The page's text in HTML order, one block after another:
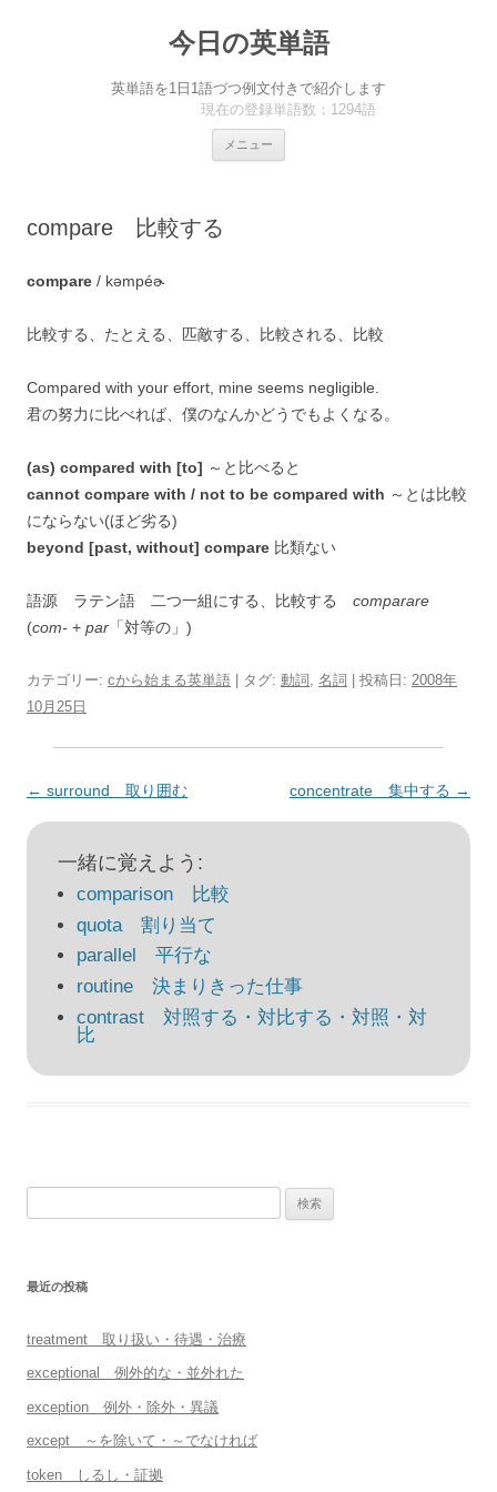
今日の英単語
英単語を1日1語づつ例文付きで紹介します
現在の登録単語数：1294語
メニュー
compare 比較する
compare / kəmpéɚ
比較する、たとえる、匹敵する、比較される、比較
Compared with your effort, mine seems negligible.
君の努力に比べれば、僕のなんかどうでもよくなる。
(as) compared with [to] ～と比べると
cannot compare with / not to be compared with ～とは比較
にならない(ほど劣る)
beyond [past, without] compare 比類ない
語源 ラテン語 二つ一組にする、比較する comparare
(com- + par 「対等の」)
カテゴリー: cから始まる英単語 | タグ: 動詞 , 名詞 | 投稿日: 2008年
10月25日
投
稿
← surround 取り囲む concentrate 集中する →
一緒に覚えよう:
comparison 比較
quota 割り当て
parallel 平行な
routine 決まりきった仕事
contrast 対照する・対比する・対照・対
比
最近の投稿
treatment 取り扱い・待遇・治療
exceptional 例外的な・並外れた
exception 例外・除外・異議
except ～を除いて・～でなければ
token しるし・証拠